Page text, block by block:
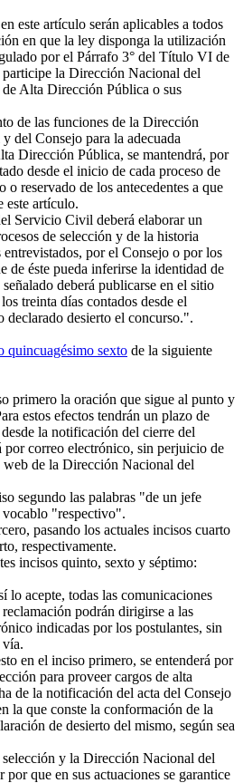
este artículo serán aplicables a todos
en que la ley disponga la utilización
por el Párrafo 3° del Título VI de
participe la Dirección Nacional del
Alta Dirección Pública o sus
de las funciones de la Dirección
del Consejo para la adecuada
Dirección Pública, se mantendrá, por
desde el inicio de cada proceso de
o reservado de los antecedentes a que
este artículo.
Servicio Civil deberá elaborar un
de selección y de la historia
por el Consejo o por los
de éste pueda inferirse la identidad de
deberá publicarse en el sitio
treinta días contados desde el
declarado desierto el concurso.".
quincuagésimo sexto de la siguiente
primero la oración que sigue al punto y
estos efectos tendrán un plazo de
la notificación del cierre del
por correo electrónico, sin perjuicio de
de la Dirección Nacional del
segundo las palabras "de un jefe
"respectivo".
pasando los actuales incisos cuarto
respectivamente.
incisos quinto, sexto y séptimo:
acepte, todas las comunicaciones
podrán dirigirse a las
indicadas por los postulantes, sin
en el inciso primero, se entenderá por
para proveer cargos de alta
de la notificación del acta del Consejo
la que conste la conformación de la
de desierto del mismo, según sea
y la Dirección Nacional del
que en sus actuaciones se garantice